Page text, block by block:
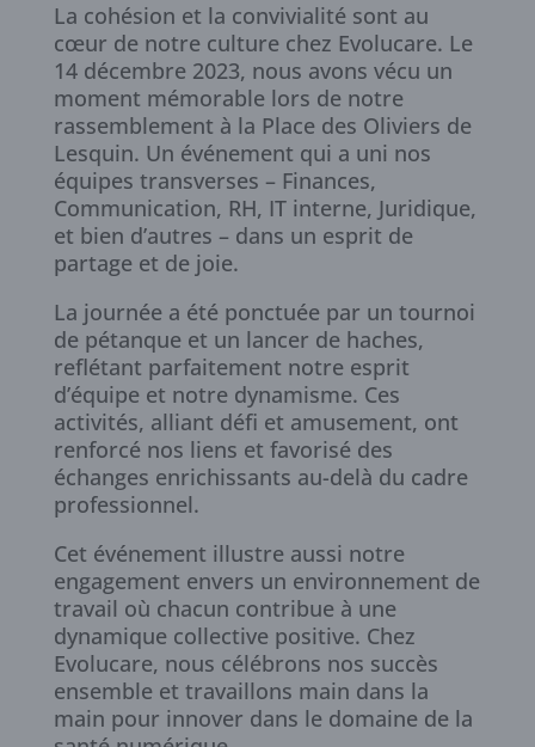
La cohésion et la convivialité sont au
cœur de notre culture chez Evolucare. Le
14 décembre 2023, nous avons vécu un
moment mémorable lors de notre
rassemblement à la Place des Oliviers de
Lesquin. Un événement qui a uni nos
équipes transverses – Finances,
Communication, RH, IT interne, Juridique,
et bien d’autres – dans un esprit de
partage et de joie.
La journée a été ponctuée par un tournoi
de pétanque et un lancer de haches,
reflétant parfaitement notre esprit
d’équipe et notre dynamisme. Ces
activités, alliant défi et amusement, ont
renforcé nos liens et favorisé des
échanges enrichissants au-delà du cadre
professionnel.
Cet événement illustre aussi notre
engagement envers un environnement de
travail où chacun contribue à une
dynamique collective positive. Chez
Evolucare, nous célébrons nos succès
ensemble et travaillons main dans la
main pour innover dans le domaine de la